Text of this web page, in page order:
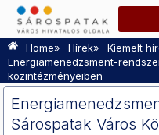
Home» Hírek» Kiemelt
Energiamenedzsment-
közintézményeiben
Sárospatak Város